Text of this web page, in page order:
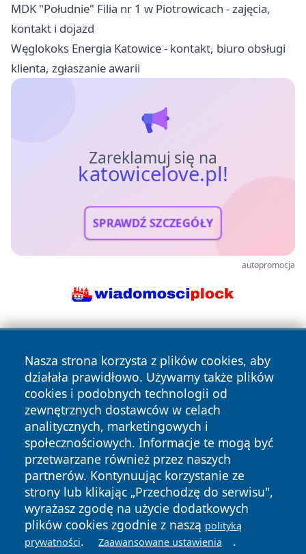
MDK "Południe" Filia nr 1 w Piotrowicach - zajęcia,
kontakt i dojazd
Węglokoks Energia Katowice - kontakt, biuro obsługi
klienta, zgłaszanie awarii
Zareklamuj się na
katowicelove.pl!
SPRAWDŹ SZCZEGÓŁY
autopromocja
Nasza strona korzysta z plików cookies, aby
działała prawidłowo. Używamy także plików
cookies i podobnych technologii od
zewnętrznych dostawców w celach
analitycznych, marketingowych i
społecznościowych. Informacje te mogą być
przetwarzane również przez naszych
partnerów. Kontynuując korzystanie ze
strony lub klikając „Przechodzę do serwisu",
wyrażasz zgodę na użycie dodatkowych
plików cookies zgodnie z naszą polityką
prywatności. Zaawansowane ustawienia .
Copyright © 2026 katowicelove.pl Wszystkie prawa
zastrzeżone.
News Autorzy
Polityka
Prywatności
Polityka
Cookies